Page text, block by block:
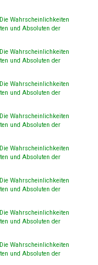
Wahrscheinlichkeiten
und Absoluten der
Wahrscheinlichkeiten
und Absoluten der
Wahrscheinlichkeiten
und Absoluten der
Wahrscheinlichkeiten
und Absoluten der
Wahrscheinlichkeiten
und Absoluten der
Wahrscheinlichkeiten
und Absoluten der
Wahrscheinlichkeiten
und Absoluten der
Wahrscheinlichkeiten
und Absoluten der